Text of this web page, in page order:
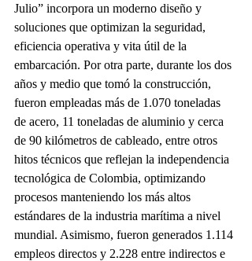
Julio” incorpora un moderno diseño y
soluciones que optimizan la seguridad,
eficiencia operativa y vita útil de la
embarcación. Por otra parte, durante los dos
años y medio que tomó la construcción,
fueron empleadas más de 1.070 toneladas
de acero, 11 toneladas de aluminio y cerca
de 90 kilómetros de cableado, entre otros
hitos técnicos que reflejan la independencia
tecnológica de Colombia, optimizando
procesos manteniendo los más altos
estándares de la industria marítima a nivel
mundial. Asimismo, fueron generados 1.114
empleos directos y 2.228 entre indirectos e